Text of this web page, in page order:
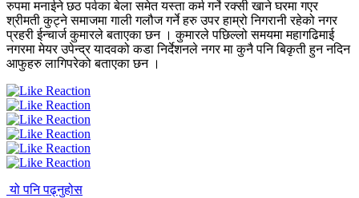
रुपमा मनाईने छठ पर्वका बेला समेत यस्ता कर्म गर्ने रक्सी खाने घरमा गएर
श्रीमती कुट्ने समाजमा गाली गलौज गर्ने हरु उपर हाम्रो निगरानी रहेको नगर
प्रहरी ईन्चार्ज कुमारले बताएका छन । कुमारले पछिल्लो समयमा महागढिमाई
नगरमा मेयर उपेन्द्र यादवको कडा निर्देशनले नगर मा कुनै पनि बिकृती हुन नदिन
आफुहरु लागिपरेको बताएका छन ।
यो पनि पढ्नुहोस